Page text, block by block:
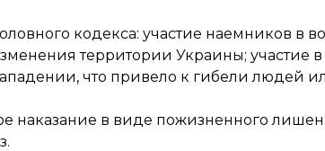
кодекса: участие наемников в
территории Украины; участие в
что привело к гибели людей
наказание в виде пожизненного